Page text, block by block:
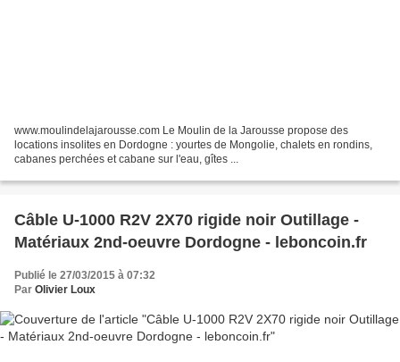
www.moulindelajarousse.com Le Moulin de la Jarousse propose des
locations insolites en Dordogne : yourtes de Mongolie, chalets en rondins,
cabanes perchées et cabane sur l'eau, gîtes ...
Câble U-1000 R2V 2X70 rigide noir Outillage -
Matériaux 2nd-oeuvre Dordogne - leboncoin.fr
Publié le 27/03/2015 à 07:32
Par Olivier Loux